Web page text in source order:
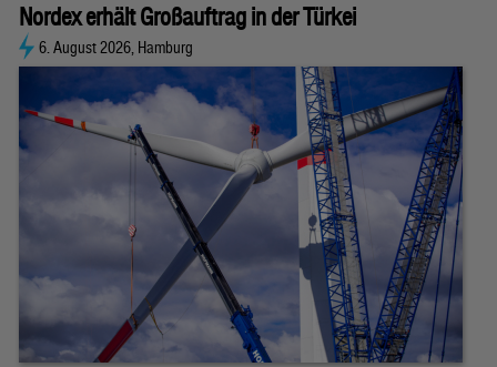
Nordex erhält Großauftrag in der Türkei
6. August 2026, Hamburg